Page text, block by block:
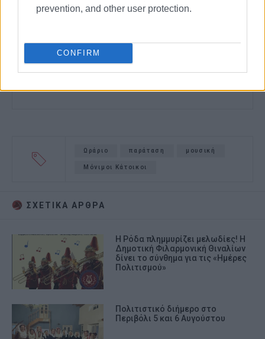
prevention, and other user protection.
CONFIRM
Ωράριο παράταση μουσική
Μόνιμοι Κάτοικοι
ΣΧΕΤΙΚA AΡΘΡΑ
Η Ρόδα πλημμυρίζει μελωδίες! Η
Δημοτική Φιλαρμονική Θιναλίων
δίνει το σύνθημα για τις «Ημέρες
Πολιτισμού»
Πολιτιστικό διήμερο στο
Περιβόλι 5 και 6 Αυγούστου